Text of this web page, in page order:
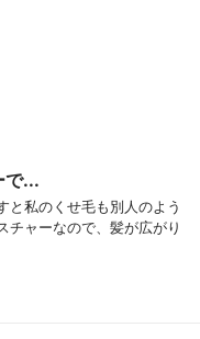
で...
と私のくせ毛も別人のよう
チャーなので、髪が広がり